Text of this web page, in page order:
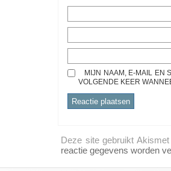
MIJN NAAM, E-MAIL EN
VOLGENDE KEER
Deze site gebruikt
reactie gegevens worden